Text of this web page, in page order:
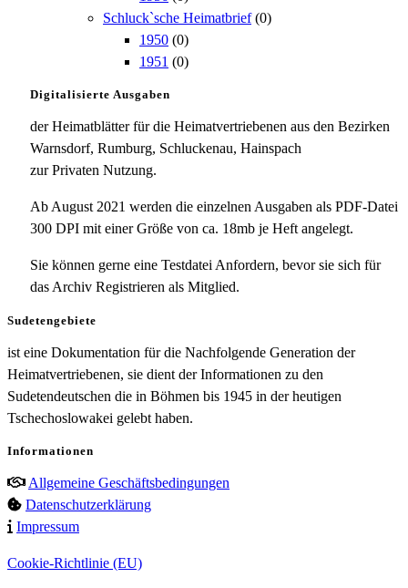
Schluck`sche Heimatbrief (0)
1950 (0)
1951 (0)
Digitalisierte Ausgaben
der Heimatblätter für die Heimatvertriebenen aus den Bezirken
Warnsdorf, Rumburg, Schluckenau, Hainspach
zur Privaten Nutzung.
Ab August 2021 werden die einzelnen Ausgaben als PDF-Datei
300 DPI mit einer Größe von ca. 18mb je Heft angelegt.
Sie können gerne eine Testdatei Anfordern, bevor sie sich für
das Archiv Registrieren als Mitglied.
Sudetengebiete
ist eine Dokumentation für die Nachfolgende Generation der
Heimatvertriebenen, sie dient der Informationen zu den
Sudetendeutschen die in Böhmen bis 1945 in der heutigen
Tschechoslowakei gelebt haben.
Informationen
Allgemeine Geschäftsbedingungen
Datenschutzerklärung
Impressum
Cookie-Richtlinie (EU)